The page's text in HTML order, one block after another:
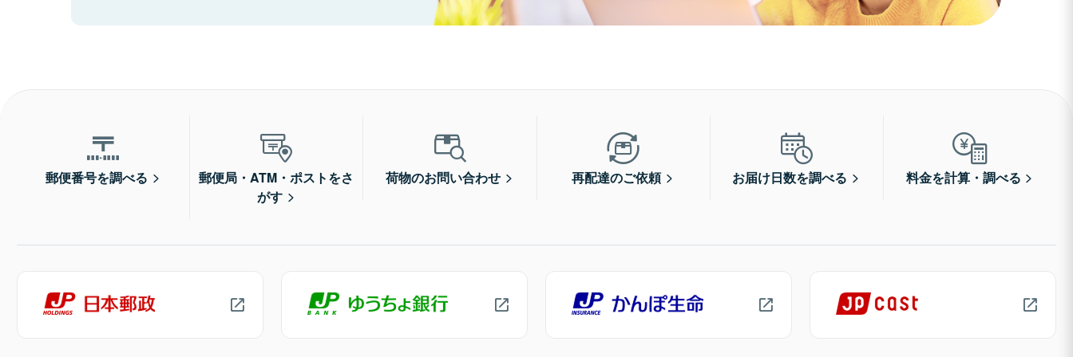
郵便番号を調べる
郵便局・ATM・ポストをさ
がす
荷物のお問い合わせ 再配達のご依頼 お届け日数を調べる 料金を計算・調べる